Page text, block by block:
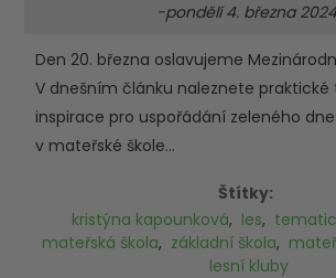
-pondělí 4. března 2024
Den 20. března oslavujeme
V dnešním článku naleznete
inspirace pro uspořádání zeleného
v mateřské škole...
Štítky:
kristýna kapounková, les,
mateřská škola, základní škola,
lesní kluby